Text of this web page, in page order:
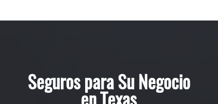
Seguros para Su Negocio